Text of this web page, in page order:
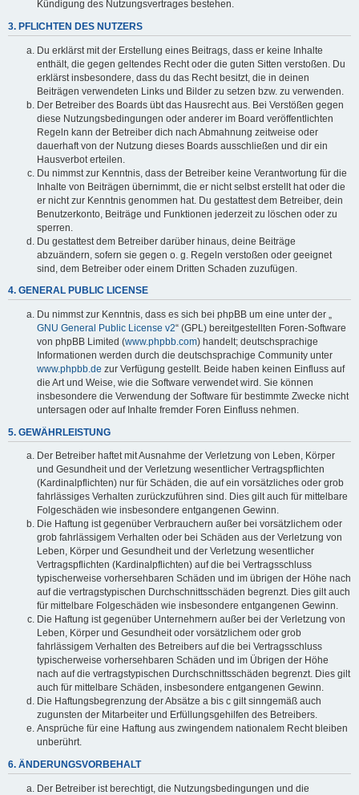
Kündigung des Nutzungsvertrages bestehen.
3. PFLICHTEN DES NUTZERS
Du erklärst mit der Erstellung eines Beitrags, dass er keine Inhalte
enthält, die gegen geltendes Recht oder die guten Sitten verstoßen. Du
erklärst insbesondere, dass du das Recht besitzt, die in deinen
Beiträgen verwendeten Links und Bilder zu setzen bzw. zu verwenden.
Der Betreiber des Boards übt das Hausrecht aus. Bei Verstößen gegen
diese Nutzungsbedingungen oder anderer im Board veröffentlichten
Regeln kann der Betreiber dich nach Abmahnung zeitweise oder
dauerhaft von der Nutzung dieses Boards ausschließen und dir ein
Hausverbot erteilen.
Du nimmst zur Kenntnis, dass der Betreiber keine Verantwortung für die
Inhalte von Beiträgen übernimmt, die er nicht selbst erstellt hat oder die
er nicht zur Kenntnis genommen hat. Du gestattest dem Betreiber, dein
Benutzerkonto, Beiträge und Funktionen jederzeit zu löschen oder zu
sperren.
Du gestattest dem Betreiber darüber hinaus, deine Beiträge
abzuändern, sofern sie gegen o. g. Regeln verstoßen oder geeignet
sind, dem Betreiber oder einem Dritten Schaden zuzufügen.
4. GENERAL PUBLIC LICENSE
Du nimmst zur Kenntnis, dass es sich bei phpBB um eine unter der „
GNU General Public License v2“ (GPL) bereitgestellten Foren-Software
von phpBB Limited (www.phpbb.com) handelt; deutschsprachige
Informationen werden durch die deutschsprachige Community unter
www.phpbb.de zur Verfügung gestellt. Beide haben keinen Einfluss auf
die Art und Weise, wie die Software verwendet wird. Sie können
insbesondere die Verwendung der Software für bestimmte Zwecke nicht
untersagen oder auf Inhalte fremder Foren Einfluss nehmen.
5. GEWÄHRLEISTUNG
Der Betreiber haftet mit Ausnahme der Verletzung von Leben, Körper
und Gesundheit und der Verletzung wesentlicher Vertragspflichten
(Kardinalpflichten) nur für Schäden, die auf ein vorsätzliches oder grob
fahrlässiges Verhalten zurückzuführen sind. Dies gilt auch für mittelbare
Folgeschäden wie insbesondere entgangenen Gewinn.
Die Haftung ist gegenüber Verbrauchern außer bei vorsätzlichem oder
grob fahrlässigem Verhalten oder bei Schäden aus der Verletzung von
Leben, Körper und Gesundheit und der Verletzung wesentlicher
Vertragspflichten (Kardinalpflichten) auf die bei Vertragsschluss
typischerweise vorhersehbaren Schäden und im übrigen der Höhe nach
auf die vertragstypischen Durchschnittsschäden begrenzt. Dies gilt auch
für mittelbare Folgeschäden wie insbesondere entgangenen Gewinn.
Die Haftung ist gegenüber Unternehmern außer bei der Verletzung von
Leben, Körper und Gesundheit oder vorsätzlichem oder grob
fahrlässigem Verhalten des Betreibers auf die bei Vertragsschluss
typischerweise vorhersehbaren Schäden und im Übrigen der Höhe
nach auf die vertragstypischen Durchschnittsschäden begrenzt. Dies gilt
auch für mittelbare Schäden, insbesondere entgangenen Gewinn.
Die Haftungsbegrenzung der Absätze a bis c gilt sinngemäß auch
zugunsten der Mitarbeiter und Erfüllungsgehilfen des Betreibers.
Ansprüche für eine Haftung aus zwingendem nationalem Recht bleiben
unberührt.
6. ÄNDERUNGSVORBEHALT
Der Betreiber ist berechtigt, die Nutzungsbedingungen und die